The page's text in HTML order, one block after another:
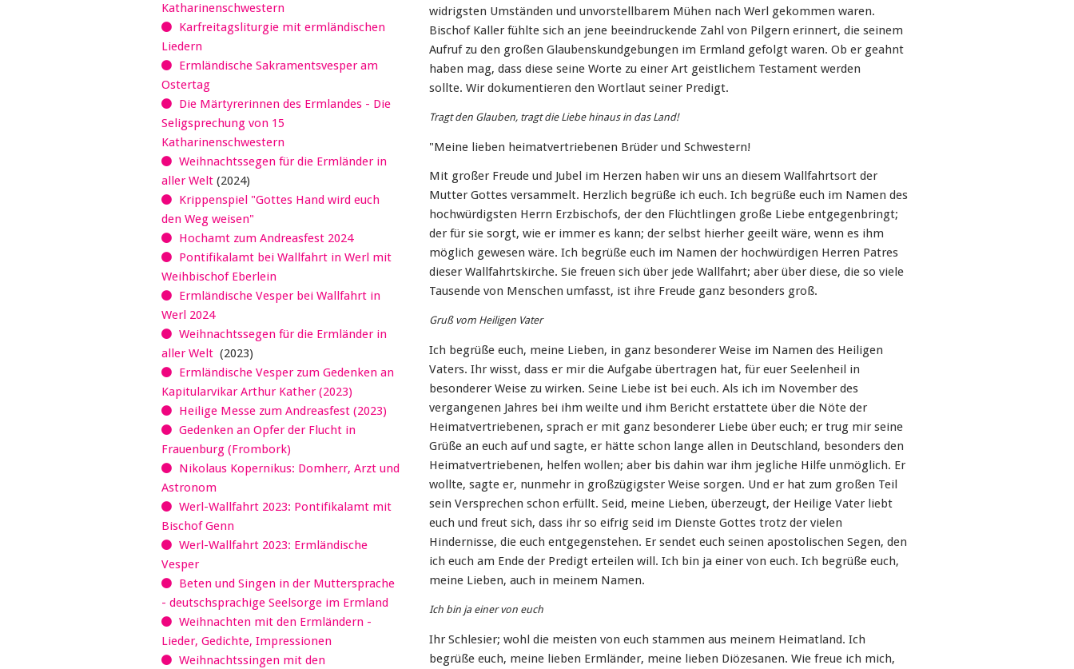
widrigsten Umständen und unvorstellbarem Mühen nach Werl gekommen waren.
Bischof Kaller fühlte sich an jene beeindruckende Zahl von Pilgern erinnert, die seinem
Aufruf zu den großen Glaubenskundgebungen im Ermland gefolgt waren. Ob er geahnt
haben mag, dass diese seine Worte zu einer Art geistlichem Testament werden
sollte. Wir dokumentieren den Wortlaut seiner Predigt.
Tragt den Glauben, tragt die Liebe hinaus in das Land!
"Meine lieben heimatvertriebenen Brüder und Schwestern!
Mit großer Freude und Jubel im Herzen haben wir uns an diesem Wallfahrtsort der
Mutter Gottes versammelt. Herzlich begrüße ich euch. Ich begrüße euch im Namen des
hochwürdigsten Herrn Erzbischofs, der den Flüchtlingen große Liebe entgegenbringt;
der für sie sorgt, wie er immer es kann; der selbst hierher geeilt wäre, wenn es ihm
möglich gewesen wäre. Ich begrüße euch im Namen der hochwürdigen Herren Patres
dieser Wallfahrtskirche. Sie freuen sich über jede Wallfahrt; aber über diese, die so viele
Tausende von Menschen umfasst, ist ihre Freude ganz besonders groß.
Gruß vom Heiligen Vater
Ich begrüße euch, meine Lieben, in ganz besonderer Weise im Namen des Heiligen
Vaters. Ihr wisst, dass er mir die Aufgabe übertragen hat, für euer Seelenheil in
besonderer Weise zu wirken. Seine Liebe ist bei euch. Als ich im November des
vergangenen Jahres bei ihm weilte und ihm Bericht erstattete über die Nöte der
Heimatvertriebenen, sprach er mit ganz besonderer Liebe über euch; er trug mir seine
Grüße an euch auf und sagte, er hätte schon lange allen in Deutschland, besonders den
Heimatvertriebenen, helfen wollen; aber bis dahin war ihm jegliche Hilfe unmöglich. Er
wollte, sagte er, nunmehr in großzügigster Weise sorgen. Und er hat zum großen Teil
sein Versprechen schon erfüllt. Seid, meine Lieben, überzeugt, der Heilige Vater liebt
euch und freut sich, dass ihr so eifrig seid im Dienste Gottes trotz der vielen
Hindernisse, die euch entgegenstehen. Er sendet euch seinen apostolischen Segen, den
ich euch am Ende der Predigt erteilen will. Ich bin ja einer von euch. Ich begrüße euch,
meine Lieben, auch in meinem Namen.
Ich bin ja einer von euch
Ihr Schlesier; wohl die meisten von euch stammen aus meinem Heimatland. Ich
begrüße euch, meine lieben Ermländer, meine lieben Diözesanen. Wie freue ich mich,
Katharinenschwestern
Karfreitagsliturgie mit ermländischen
Liedern
Ermländische Sakramentsvesper am
Ostertag
Die Märtyrerinnen des Ermlandes - Die
Seligsprechung von 15
Katharinenschwestern
Weihnachtssegen für die Ermländer in
aller Welt (2024)
Krippenspiel "Gottes Hand wird euch
den Weg weisen"
Hochamt zum Andreasfest 2024
Pontifikalamt bei Wallfahrt in Werl mit
Weihbischof Eberlein
Ermländische Vesper bei Wallfahrt in
Werl 2024
Weihnachtssegen für die Ermländer in
aller Welt (2023)
Ermländische Vesper zum Gedenken an
Kapitularvikar Arthur Kather (2023)
Heilige Messe zum Andreasfest (2023)
Gedenken an Opfer der Flucht in
Frauenburg (Frombork)
Nikolaus Kopernikus: Domherr, Arzt und
Astronom
Werl-Wallfahrt 2023: Pontifikalamt mit
Bischof Genn
Werl-Wallfahrt 2023: Ermländische
Vesper
Beten und Singen in der Muttersprache
- deutschsprachige Seelsorge im Ermland
Weihnachten mit den Ermländern -
Lieder, Gedichte, Impressionen
Weihnachtssingen mit den